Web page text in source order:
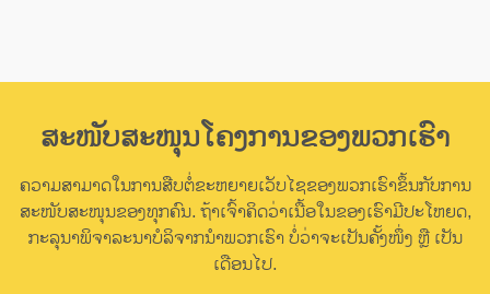
ສະໜັບສະໜຸນໂຄງການຂອງພວກເຮົາ
ຄວາມສາມາດໃນການສືບຕໍ່ຂະຫຍາຍເວັບໄຊຂອງພວກເຮົາຂຶ້ນກັບການ
ສະໜັບສະໜຸນຂອງທຸກຄົນ. ຖ້າເຈົ້າຄິດວ່າເນື້ອໃນຂອງເຮົາມີປະໂຫຍດ,
ກະລຸນາພິຈາລະນາບໍລິຈາກນຳພວກເຮົາ ບໍ່ວ່າຈະເປັນຄັ້ງໜຶ່ງ ຫຼື ເປັນ
ເດືອນໄປ.